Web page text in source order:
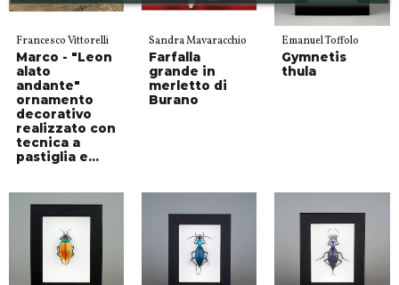
Francesco Vittorelli
Marco - "Leon
alato
andante"
ornamento
decorativo
realizzato con
tecnica a
pastiglia e...
Sandra Mavaracchio
Farfalla
grande in
merletto di
Burano
Emanuel Toffolo
Gymnetis
thula